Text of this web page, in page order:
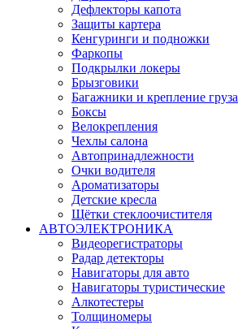
Дефлекторы капота
Защиты картера
Кенгуринги и подножки
Фаркопы
Подкрылки локеры
Брызговики
Багажники и крепление груза
Боксы
Велокрепления
Чехлы салона
Автопринадлежности
Очки водителя
Ароматизаторы
Детские кресла
Щётки стеклоочистителя
АВТОЭЛЕКТРОНИКА
Видеорегистраторы
Радар детекторы
Навигаторы для авто
Навигаторы туристические
Алкотестеры
Толщиномеры